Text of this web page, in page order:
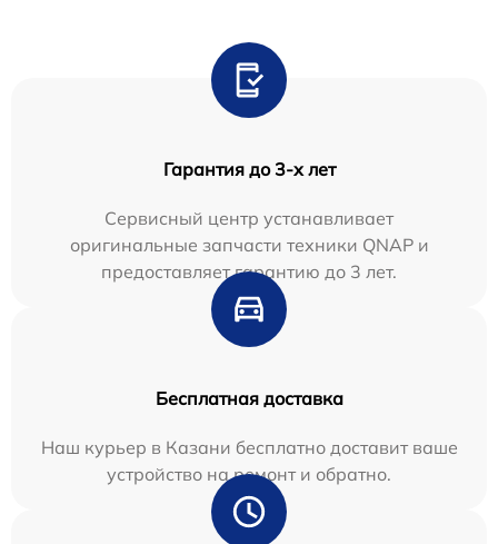
Гарантия до 3-х лет
Сервисный центр устанавливает
оригинальные запчасти техники QNAP и
предоставляет гарантию до 3 лет.
Бесплатная доставка
Наш курьер в Казани бесплатно доставит ваше
устройство на ремонт и обратно.